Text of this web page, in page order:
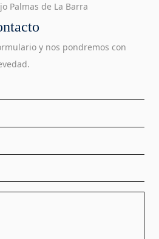
Palmas de La Barra
y nos pondremos con